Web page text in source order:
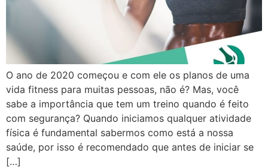
O ano de 2020 começou e com ele os planos de uma
vida fitness para muitas pessoas, não é? Mas, você
sabe a importância que tem um treino quando é feito
com segurança? Quando iniciamos qualquer atividade
física é fundamental sabermos como está a nossa
saúde, por isso é recomendado que antes de iniciar se
[…]